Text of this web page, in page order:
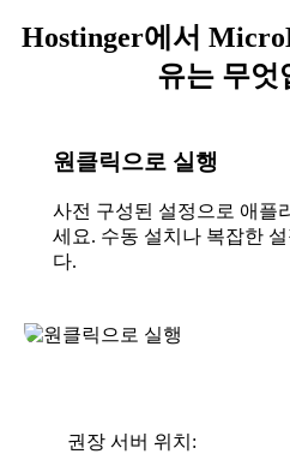
Hostinger에서
유는 무엇
원클릭으로 실행
사전 구성된 설정으로 애플
세요. 수동 설치나 복잡한
다.
권장 서버 위치: